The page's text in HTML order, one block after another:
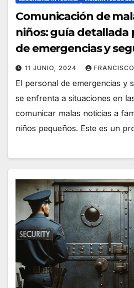
Comunicación de
niños: guía detallada
de emergencias y
11 JUNIO, 2024
El personal de emergencias y
se enfrenta a situaciones en
comunicar malas noticias a
niños pequeños. Este es un